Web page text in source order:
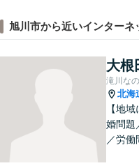
旭川市から近いインターネ
大根
滝川な
北海
【地
婚問題
／労働